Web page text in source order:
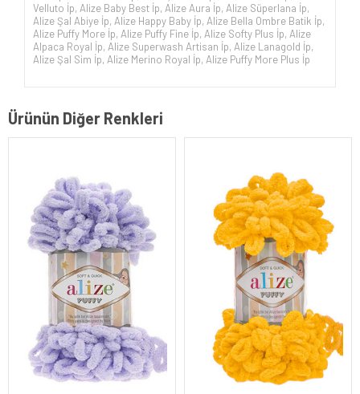
Velluto İp, Alize Baby Best İp, Alize Aura İp, Alize Süperlana İp,
Alize Şal Abiye İp, Alize Happy Baby İp, Alize Bella Ombre Batik İp,
Alize Puffy More İp, Alize Puffy Fine İp, Alize Softy Plus İp, Alize
Alpaca Royal İp, Alize Superwash Artisan İp, Alize Lanagold İp,
Alize Şal Sim İp, Alize Merino Royal İp, Alize Puffy More Plus İp
Ürünün Diğer Renkleri